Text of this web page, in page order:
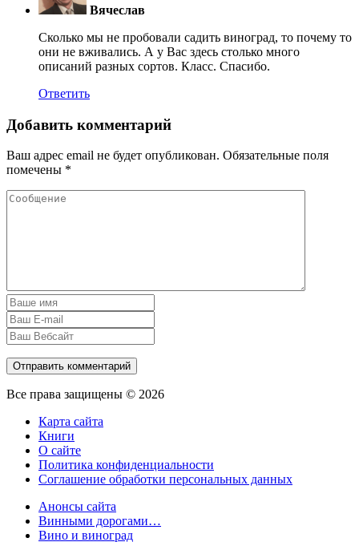
Вячеслав
Сколько мы не пробовали садить виноград, то почему то
они не вживались. А у Вас здесь столько много
описаний разных сортов. Класс. Спасибо.
Ответить
Добавить комментарий
Ваш адрес email не будет опубликован. Обязательные поля
помечены *
Все права защищены © 2026
Карта сайта
Книги
О сайте
Политика конфиденциальности
Соглашение обработки персональных данных
Анонсы сайта
Винными дорогами…
Вино и виноград